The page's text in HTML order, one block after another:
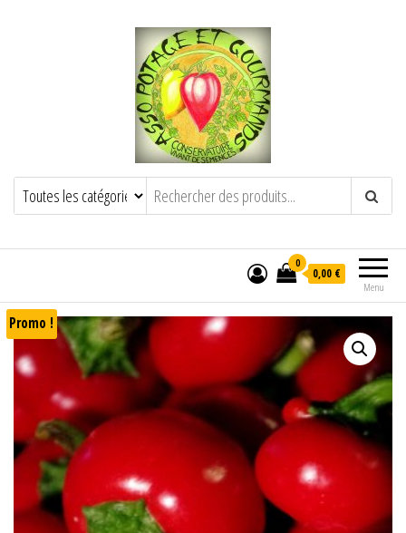
POTAGE ET GOURMANDSSemence paysanne naturelle
——————————————-
Menu
0
0,00 €
Promo !